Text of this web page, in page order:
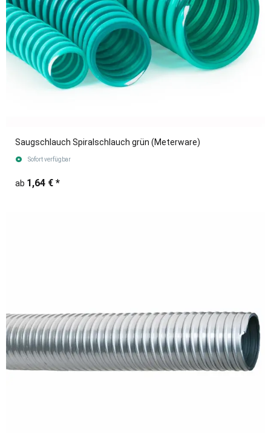
Saugschlauch Spiralschlauch grün (Meterware)
Sofort verfügbar
ab 1,64 € *